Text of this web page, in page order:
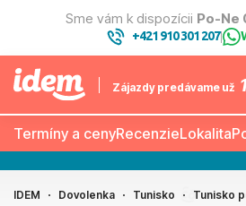
Sme vám k dispozícii Po-Ne
+421 910 301 207|
Zájazdy predávame už
Termíny a cenyRecenzieLokalita
IDEM Dovolenka Tunisko
Tunisko